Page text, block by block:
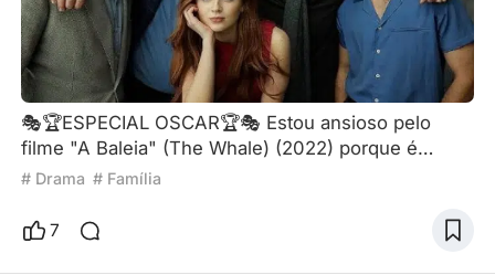
🎭🏆ESPECIAL OSCAR🏆🎭 Estou ansioso pelo
filme "A Baleia" (The Whale) (2022) porque é
estrelado por meu ator favorito, Brendan Fraser.
(1999) até o filme "Coração de Tinta" (Inkheart)
# Drama # Família
7